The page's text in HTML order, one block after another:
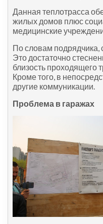
Данная теплотрасса
жилых домов плюс
медицинские
По словам подрядчика,
Это достаточно
близость проходящего
Кроме того, в
другие коммуникации.
Проблема в гаражах